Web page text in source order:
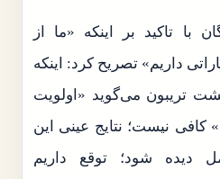
با تاکید بر اینکه «ما از
داریم» تصریح کرد: اینکه
تریبون می‌گوید «اولویت
کافی نیست؛ نتایج عینی این
دیده شود؛ توقع داریم